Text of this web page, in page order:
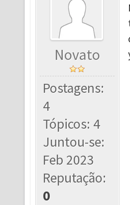
Novato
Postagens:
4
Tópicos: 4
Juntou-se:
Feb 2023
Reputação:
0